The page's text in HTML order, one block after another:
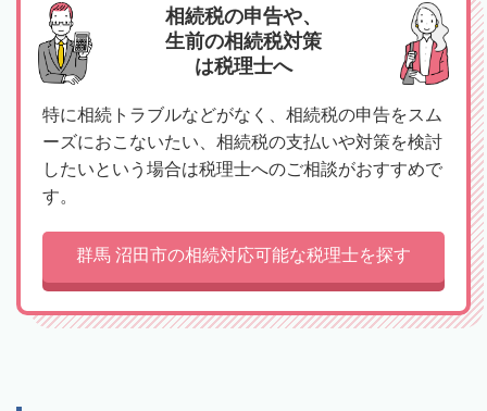
相続税の申告や、
生前の相続税対策
は税理士へ
特に相続トラブルなどがなく、相続税の申告をスム
ーズにおこないたい、相続税の支払いや対策を検討
したいという場合は税理士へのご相談がおすすめで
す。
群馬 沼田市の相続対応可能な税理士を探す